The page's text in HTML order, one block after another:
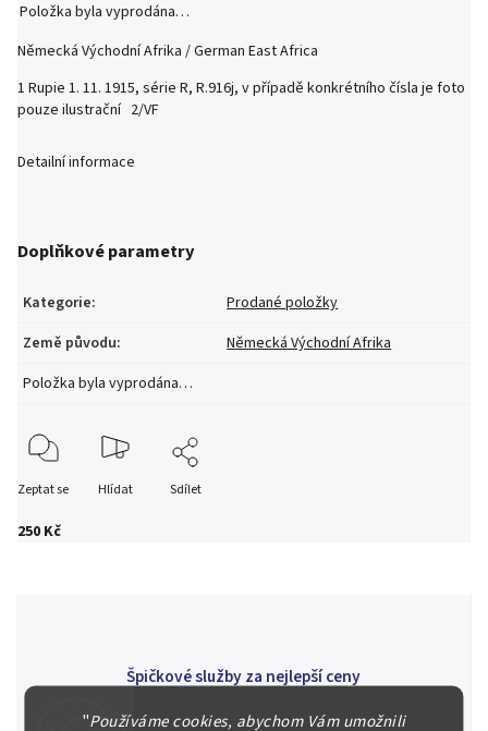
"Používáme cookies, abychom Vám umožnili
250 Kč
Položka byla vyprodána…
Německá Východní Afrika / German East Africa
1 Rupie 1. 11. 1915, série R, R.916j, v případě konkrétního čísla je foto
pouze ilustrační 2/VF
Detailní informace
Doplňkové parametry
Kategorie:
Prodané položky
Země původu:
Německá Východní Afrika
Položka byla vyprodána…
Zeptat se Hlídat Sdílet
Špičkové služby za nejlepší ceny
Posoudíme kvalitu a pravost Vašeho materiálu, prodáme v naší